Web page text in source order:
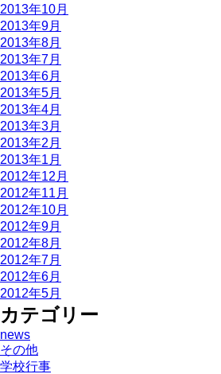
2013年10月
2013年9月
2013年8月
2013年7月
2013年6月
2013年5月
2013年4月
2013年3月
2013年2月
2013年1月
2012年12月
2012年11月
2012年10月
2012年9月
2012年8月
2012年7月
2012年6月
2012年5月
カテゴリー
news
その他
学校行事